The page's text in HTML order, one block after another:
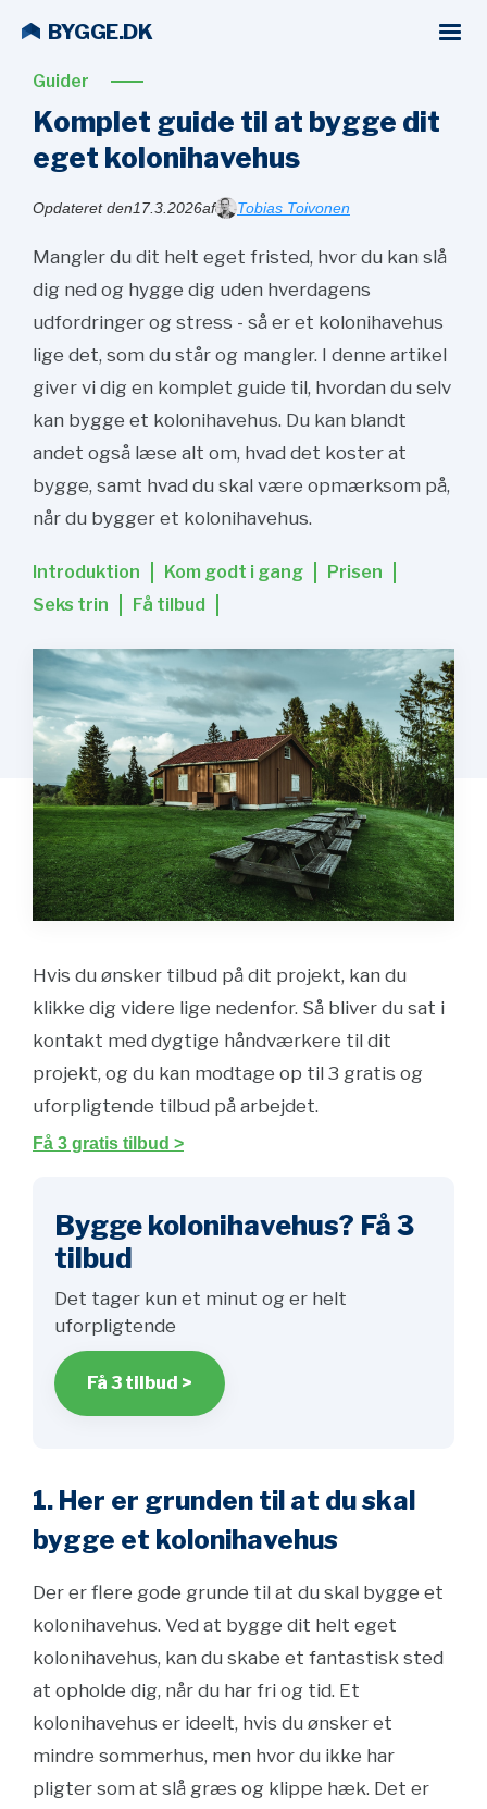
BYGGE.DK
Guider
Komplet guide til at bygge dit
eget kolonihavehus
Opdateret den17.3.2026af Tobias Toivonen
Mangler du dit helt eget fristed, hvor du kan slå
dig ned og hygge dig uden hverdagens
udfordringer og stress - så er et kolonihavehus
lige det, som du står og mangler. I denne artikel
giver vi dig en komplet guide til, hvordan du selv
kan bygge et kolonihavehus. Du kan blandt
andet også læse alt om, hvad det koster at
bygge, samt hvad du skal være opmærksom på,
når du bygger et kolonihavehus.
Introduktion Kom godt i gang
Prisen
Seks trin
Få tilbud
Hvis du ønsker tilbud på dit projekt, kan du
klikke dig videre lige nedenfor. Så bliver du sat i
kontakt med dygtige håndværkere til dit
projekt, og du kan modtage op til 3 gratis og
uforpligtende tilbud på arbejdet.
Få 3 gratis tilbud >
Bygge kolonihavehus? Få 3
tilbud
Det tager kun et minut og er helt
uforpligtende
Få 3 tilbud >
1. Her er grunden til at du skal
bygge et kolonihavehus
Der er flere gode grunde til at du skal bygge et
kolonihavehus. Ved at bygge dit helt eget
kolonihavehus, kan du skabe et fantastisk sted
at opholde dig, når du har fri og tid. Et
kolonihavehus er ideelt, hvis du ønsker et
mindre sommerhus, men hvor du ikke har
pligter som at slå græs og klippe hæk. Det er